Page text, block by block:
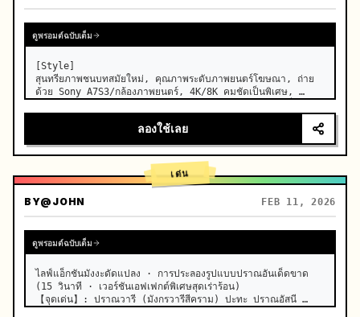
ดูพรอมต์ฉบับเต็ม
[Style]
สุนทรียภาพชนบทสมัยใหม่, คุณภาพระดับภาพยนตร์โฆษณา, ถ่าย
ด้วย Sony A7S3/กล้องภาพยนตร์, 4K/8K คมชัดเป็นพิเศษ,
[Scene]
ห้องครัวฟาร์มเฮาส์สมัยใหม่ที่ได้รับการดูแลอย่างดี, ด้านหลังเป็นสวน
ลองใช้เลย
เด่น
BY@JOHN FEB 11, 2026
ดูพรอมต์ฉบับเต็ม
ไลฟ์แอ็กชันมังงะดัดแปลง · การประลองรูปแบบปราณอันเด็ดขาด
(15 วินาที · เวอร์ชันเอฟเฟกต์พิเศษสุดเร่าร้อน)
【จุดเด่น】: ปราณวารี (มังกรวารีสีคราม) ปะทะ ปราณอัสนี